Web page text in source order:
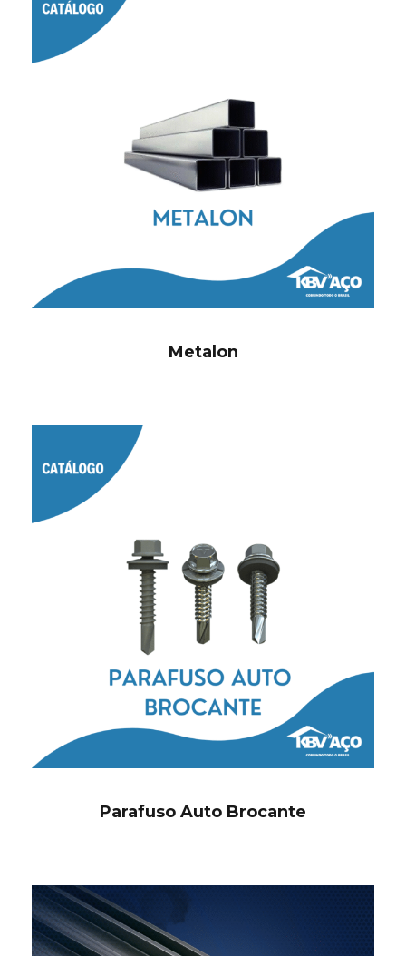
Metalon
Parafuso Auto Brocante